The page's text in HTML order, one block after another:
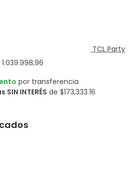
TCL Party
1.039.998,96
por transferencia
SIN INTERÉS de $173,333.16